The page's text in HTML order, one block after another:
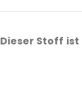
Dieser Stoff